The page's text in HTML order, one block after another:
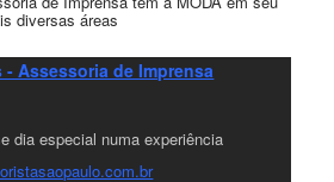
diversas áreas
Assessoria de Imprensa
dia especial numa experiência